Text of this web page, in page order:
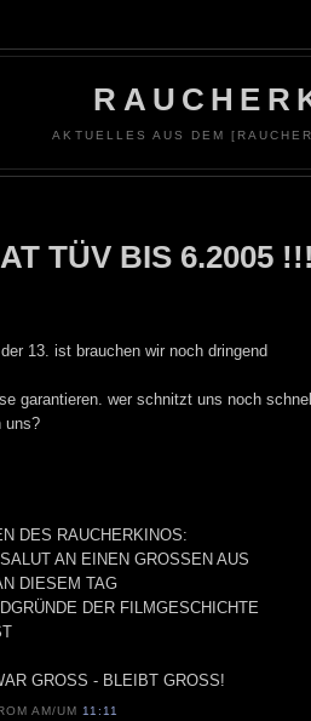
AKTUELLES AUS DEM
TÜV BIS 6.2005 !!!
13. ist brauchen wir noch dringend
garantieren. wer schnitzt uns noch
uns?
DES RAUCHERKINOS:
AN EINEN GROSSEN AUS
DIESEM TAG
DER FILMGESCHICHTE
GROSS - BLEIBT GROSS!
AM/UM 11:11